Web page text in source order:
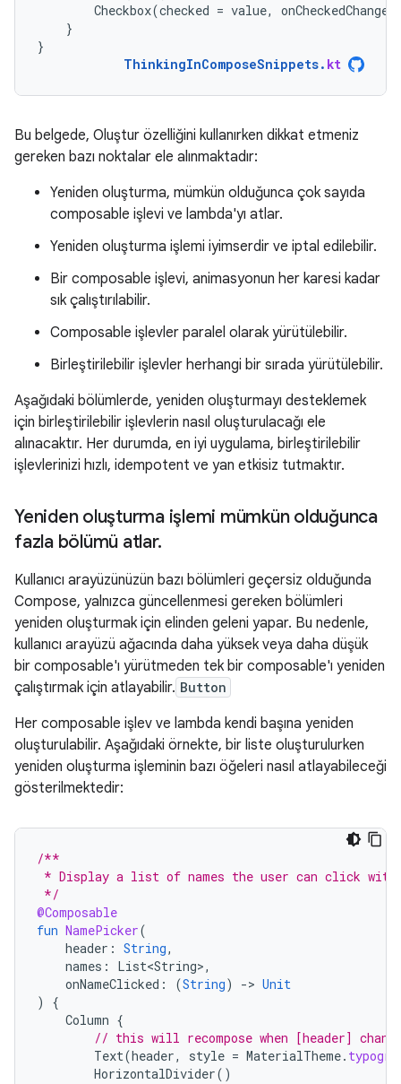
Checkbox(checked = value, onCheckedChange
}
}
ThinkingInComposeSnippets. kt
Bu belgede, Oluştur özelliğini kullanırken dikkat etmeniz
gereken bazı noktalar ele alınmaktadır:
Yeniden oluşturma, mümkün olduğunca çok sayıda
composable işlevi ve lambda'yı atlar.
Yeniden oluşturma işlemi iyimserdir ve iptal edilebilir.
Bir composable işlevi, animasyonun her karesi kadar
sık çalıştırılabilir.
Composable işlevler paralel olarak yürütülebilir.
Birleştirilebilir işlevler herhangi bir sırada yürütülebilir.
Aşağıdaki bölümlerde, yeniden oluşturmayı desteklemek
için birleştirilebilir işlevlerin nasıl oluşturulacağı ele
alınacaktır. Her durumda, en iyi uygulama, birleştirilebilir
işlevlerinizi hızlı, idempotent ve yan etkisiz tutmaktır.
Yeniden oluşturma işlemi mümkün olduğunca
fazla bölümü atlar.
Kullanıcı arayüzünüzün bazı bölümleri geçersiz olduğunda
Compose, yalnızca güncellenmesi gereken bölümleri
yeniden oluşturmak için elinden geleni yapar. Bu nedenle,
kullanıcı arayüzü ağacında daha yüksek veya daha düşük
bir composable'ı yürütmeden tek bir composable'ı yeniden
çalıştırmak için atlayabilir. Button
Her composable işlev ve lambda kendi başına yeniden
oluşturulabilir. Aşağıdaki örnekte, bir liste oluşturulurken
yeniden oluşturma işleminin bazı öğeleri nasıl atlayabileceği
gösterilmektedir:
/**
* Display a list of names the user can click with
*/
@Composable
fun NamePicker(
header : String,
names : List<String>,
onNameClicked : (String) -> Unit
)
{
Column {
// this will recompose when [header]
Text(header, style = MaterialTheme.
HorizontalDivider()